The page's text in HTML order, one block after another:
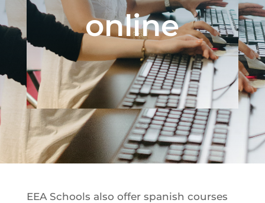
online
EEA Schools also offer spanish courses